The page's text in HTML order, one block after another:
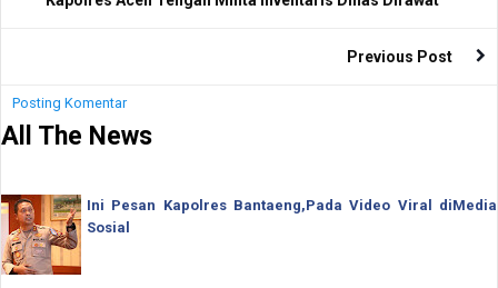
Previous Post
Posting Komentar
All The News
Ini Pesan Kapolres Bantaeng,Pada Video Viral diMedia
Sosial